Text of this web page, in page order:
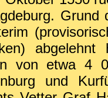
Grund
von etwa 4
und